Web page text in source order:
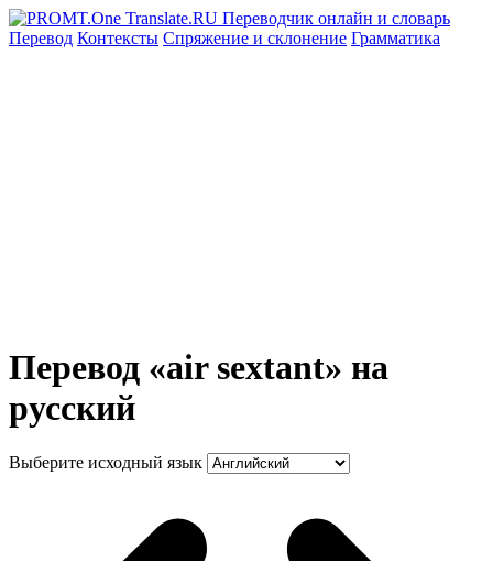
Перевод Контексты Спряжение и склонение Грамматика
Перевод «air sextant» на
русский
Выберите исходный язык